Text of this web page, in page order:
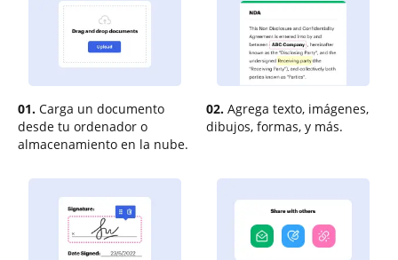
01. Carga un documento
desde tu ordenador o
almacenamiento en la nube.
02. Agrega texto, imágenes,
dibujos, formas, y más.